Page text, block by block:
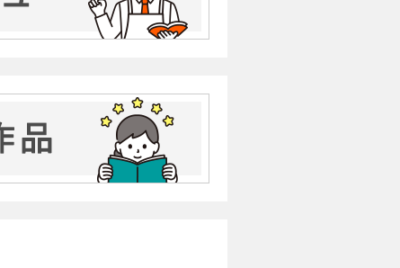
ことは民主主義を否定すること
配的な関係を肯定することにな
ポピュリズム型の政治活動は、
ることができる。
物を投票の目印にせざるを得な
その際の最も一般的な手法が、
改革の妨害者だと喧伝する。か